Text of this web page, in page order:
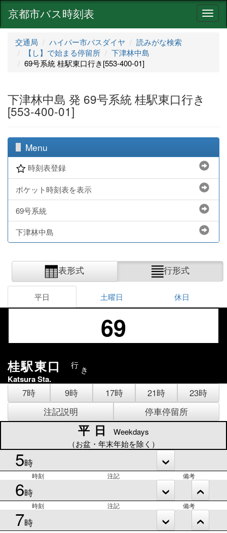
ナ
ビ
京都市バス時刻表
交通局 ハイパー市バスダイヤ
読みがな検索
【し】で始まる停留所
下津林中島
69号系統 桂駅東口行き[553-400-01]
下津林中島 発 69号系統 桂駅東口行き
[553-400-01]
Menu
時刻表登録
ポケット時刻表を表示
69号系統
下津林中島
表形式 行形式
平日 土曜日 休日
69
桂駅東口 行 き
Katsura Sta.
7時 9時 17時 21時
23時
注記説明
停車停留所
平日
Weekdays
（お盆・年末年始を除く）
5時
時刻 注記 備考
6時
時刻 注記 備考
7時